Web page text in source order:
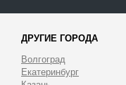
ДРУГИЕ ГОРОДА
Волгоград
Екатеринбург